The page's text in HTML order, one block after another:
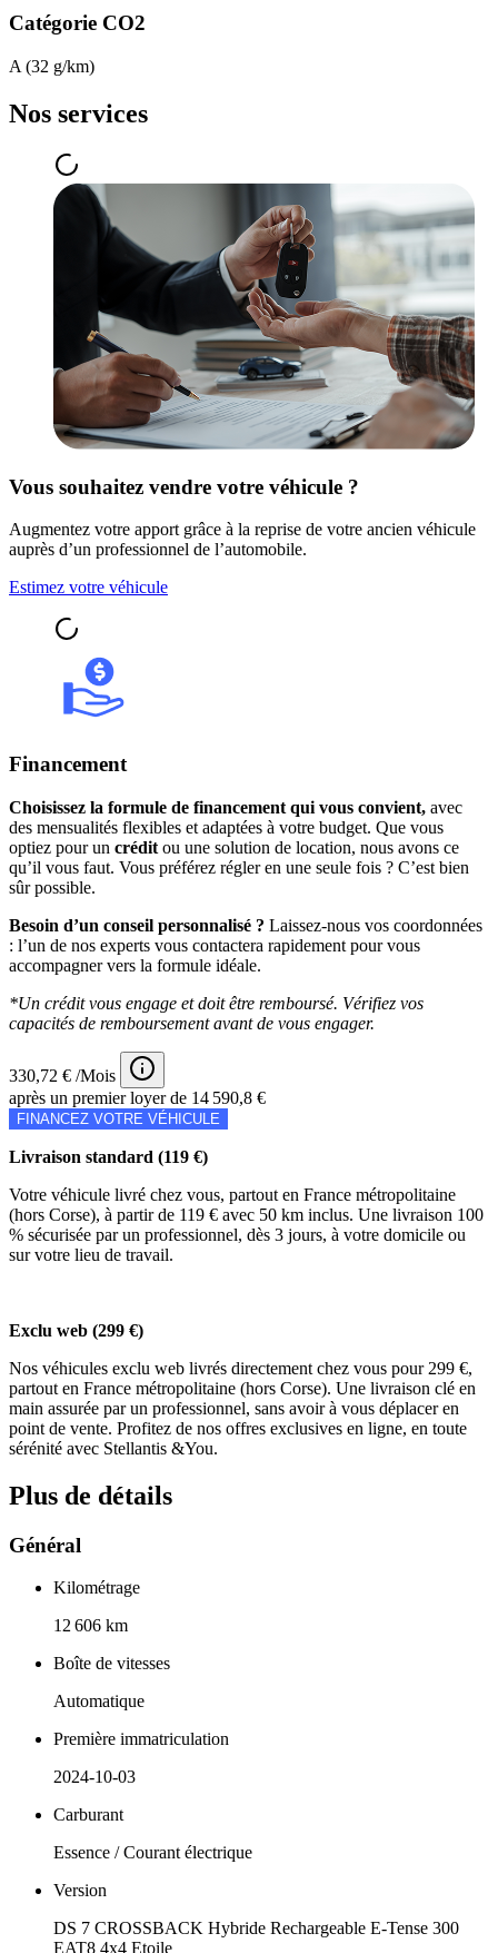
Catégorie CO2
A (32 g/km)
Nos services
Vous souhaitez vendre votre véhicule ?
Augmentez votre apport grâce à la reprise de votre ancien véhicule
auprès d’un professionnel de l’automobile.
Estimez votre véhicule
Financement
Choisissez la formule de financement qui vous convient, avec
des mensualités flexibles et adaptées à votre budget. Que vous
optiez pour un crédit ou une solution de location, nous avons ce
qu’il vous faut. Vous préférez régler en une seule fois ? C’est bien
sûr possible.
Besoin d’un conseil personnalisé ? Laissez-nous vos coordonnées
: l’un de nos experts vous contactera rapidement pour vous
accompagner vers la formule idéale.
*Un crédit vous engage et doit être remboursé. Vérifiez vos
capacités de remboursement avant de vous engager.
330,72 € /Mois
après un premier loyer de 14 590,8 €
FINANCEZ VOTRE VÉHICULE
Livraison standard (119 €)
Votre véhicule livré chez vous, partout en France métropolitaine
(hors Corse), à partir de 119 € avec 50 km inclus. Une livraison 100
% sécurisée par un professionnel, dès 3 jours, à votre domicile ou
sur votre lieu de travail.
Exclu web (299 €)
Nos véhicules exclu web livrés directement chez vous pour 299 €,
partout en France métropolitaine (hors Corse). Une livraison clé en
main assurée par un professionnel, sans avoir à vous déplacer en
point de vente. Profitez de nos offres exclusives en ligne, en toute
sérénité avec Stellantis &You.
Plus de détails
Général
Kilométrage
12 606 km
Boîte de vitesses
Automatique
Première immatriculation
2024-10-03
Carburant
Essence / Courant électrique
Version
DS 7 CROSSBACK Hybride Rechargeable E-Tense 300
EAT8 4x4 Etoile